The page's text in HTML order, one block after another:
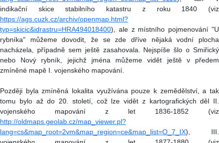
indikační skice stabilního katastru z roku 1840 (viz
https://ags.cuzk.cz/archiv/openmap.html?
typ=skicic&idrastru=HRA494018400), ale z místního pojmenování "U
rybníka" můžeme dovodit, že se zde dříve nějaká vodní plocha
nacházela, případně sem ještě zasahovala. Nejspíše šlo o Smiřický
nebo Nový rybník, jejichž jména můžeme vidět ještě v předem
zmíněné mapě I. vojenského mapování.
Později byla zmíněná lokalita využívána pouze k zemědělství, a tak
tomu bylo až do 20. století, což lze vidět z kartografických děl II.
vojenského mapování z let 1836-1852 (viz
http://oldmaps.geolab.cz/map_viewer.pl?
lang=cs&map_root=2vm&map_region=ce&map_list=O_7_IX), III.